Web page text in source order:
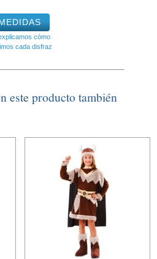
cómo
cada disfraz
este producto también